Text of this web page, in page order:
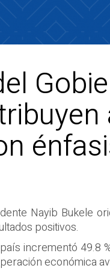
Nayib Bukele
positivos.
incrementó
económica